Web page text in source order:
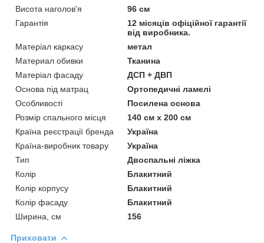
Висота наголов'я
96 см
Гарантія
12 місяців офіційної гарантії
від виробника.
Матеріал каркасу
метал
Материал обивки
Тканина
Матеріал фасаду
ДСП + ДВП
Основа під матрац
Ортопедичні ламелі
Особливості
Посилена основа
Розмір спального місця
140 см х 200 см
Країна реєстрації бренда
Україна
Країна-виробник товару
Україна
Тип
Двоспальні ліжка
Колір
Блакитний
Колір корпусу
Блакитний
Колір фасаду
Блакитний
Ширина, см
156
Приховати